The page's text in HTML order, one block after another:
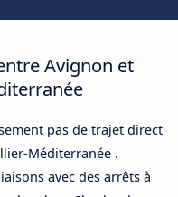
Avignon et
pas de trajet direct
Méditerranée .
avec des arrêts à